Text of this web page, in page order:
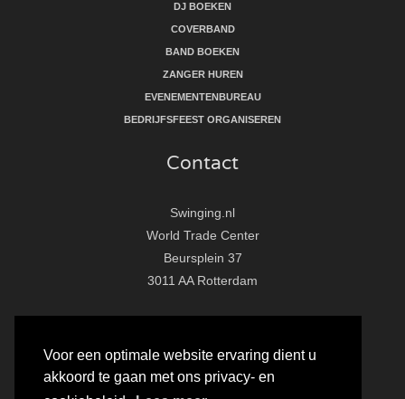
Voor een optimale website ervaring dient u
akkoord te gaan met ons privacy- en
DJ BOEKEN
COVERBAND
BAND BOEKEN
ZANGER HUREN
EVENEMENTENBUREAU
BEDRIJFSFEEST ORGANISEREN
Contact
Swinging.nl
World Trade Center
Beursplein 37
3011 AA Rotterdam
E:
info@swinging.nl